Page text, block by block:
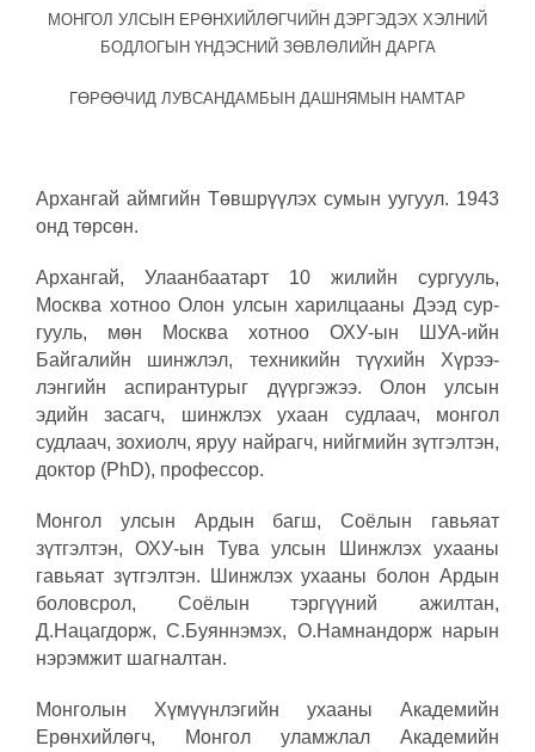
МОНГОЛ УЛСЫН ­ЕРӨНХИЙЛӨГЧИЙН ДЭРГЭДЭХ ХЭЛНИЙ
БОДЛОГЫН ҮНДЭСНИЙ ЗӨВЛӨЛИЙН ДАРГА
ГӨРӨӨЧИД ЛУВСАНДАМБЫН ДАШНЯМЫН НАМТАР
Архангай айм­гийн Төвшрүүлэх су­мын уугуул. 1943
онд төрсөн.
Архангай, Улаанбаатарт 10 жилийн сургууль,
Москва хотноо Олон улсын харилцааны Дээд сур­
гууль, мөн Москва хотноо ОХУ-ын ШУА-ийн
Байгалийн шинжлэл, техникийн түүхийн Хү­рээ­
лэнгийн аспиран­турыг дүүргэжээ. Олон улсын
эдийн засагч, шинжлэх ухаан судлаач, монгол
судлаач, зохиолч, яруу найрагч, нийгмийн зүтгэлтэн,
доктор (PhD), профессор.
Монгол улсын Ардын багш, Соёлын гавьяат
зүтгэлтэн, ОХУ-ын Тува улсын Шинжлэх ухааны
гавьяат зүтгэлтэн. Шинжлэх ухааны болон Ардын
боловсрол, Соёлын тэргүүний ажилтан,
Д.Нацагдорж, С.Буяннэмэх, О.Намнандорж нарын
нэрэмжит шагналтан.
Монголын Хүмүүнлэгийн ухааны Академийн
Ерөнхийлөгч, Монгол уламжлал Академийн